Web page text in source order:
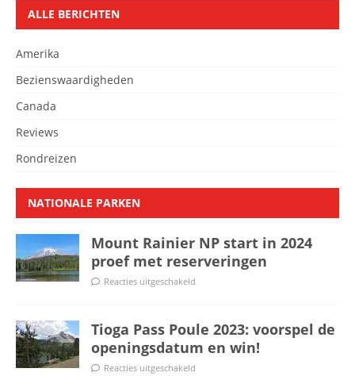
ALLE BERICHTEN
Amerika
Bezienswaardigheden
Canada
Reviews
Rondreizen
NATIONALE PARKEN
Mount Rainier NP start in 2024
proef met reserveringen
Reacties uitgeschakeld
Tioga Pass Poule 2023: voorspel de
openingsdatum en win!
Reacties uitgeschakeld